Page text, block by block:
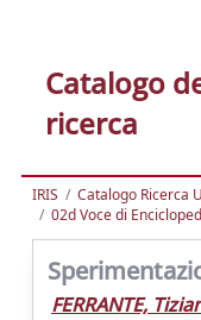
Catalogo
ricerca
IRIS Catalogo Ricerca
02d Voce di
FERRANTE,